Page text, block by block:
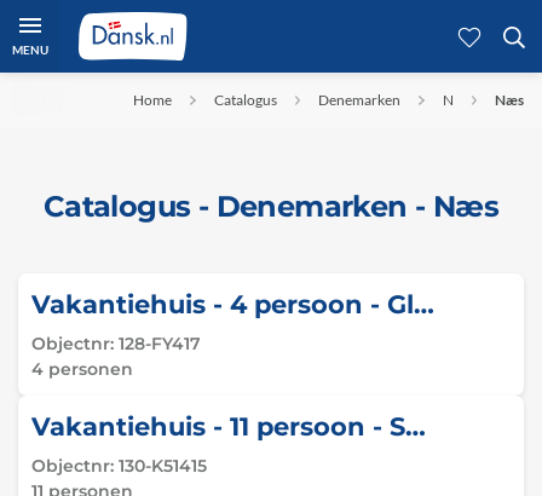
MENU
Home Catalogus Denemarken N Næs
Catalogus - Denemarken - Næs
Vakantiehuis - 4 persoon - Glentevej - Næs - 5610 - Assens
Objectnr: 128-FY417
4 personen
Vakantiehuis - 11 persoon - Sandløbervej - Næs - 4760 - Vordingborg
Objectnr: 130-K51415
11 personen